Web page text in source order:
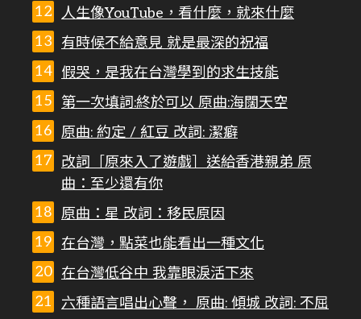
人生像YouTube，看什麼，就來什麼
有時候不給意見 就是最深的祝福
假哭，是我在台灣學到的求生技能
第一次填詞:終於可以 原曲:海闊天空
原曲: 約定 / 紅豆 改詞: 潔癖
改詞［原來入了遊戲］送給香港親弟 原
曲：至少還有你
原曲：星 改詞：移民原因
在台灣，點菜也能看出一種文化
在台灣低谷中 我靠眼淚活下來
六種語言唱出心聲， 原曲: 傾城 改詞: 不屈